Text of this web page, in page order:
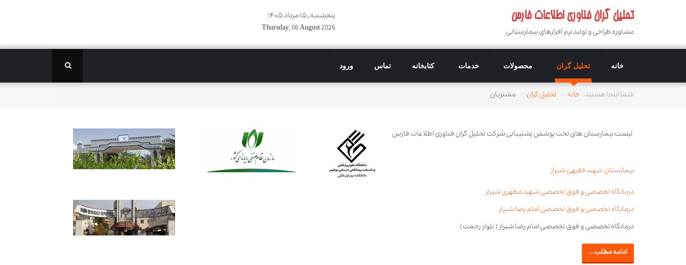
تحلیل گران فناوری اطلاعات فارس
مشاوره طراحی و تولید نرم افزارهای بیمارستانی
پنجشنبه, ۱۵ مرداد ۱۴۰۵
Thursday, 06 August 2026
خانه تحلیل گران محصولات خدمات کتابخانه تماس ورود
شما اینجا هستید: خانه تحلیل گران مشتریان
لیست بیمارستان های تحت پوشش پشتیبانی شرکت تحلیل گران فناوری اطلاعات فارس
بیمارستان شهید فقیهی شیراز
درمانگاه تخصصی و فوق تخصصی شهید مطهری شیراز
درمانگاه تخصصی و فوق تخصصی امام رضا شیراز
درمانگاه تخصصی و فوق تخصصی امام رضا شیراز ( بلوار رحمت)
ادامه مطلب...